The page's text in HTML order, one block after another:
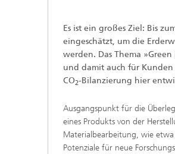
Es ist ein großes Ziel: Bis
eingeschätzt, um die
werden. Das Thema
und damit auch für
CO2-Bilanzierung hier
Ausgangspunkt für die
eines Produkts von der
Materialbearbeitung, wie etwa
Potenziale für neue